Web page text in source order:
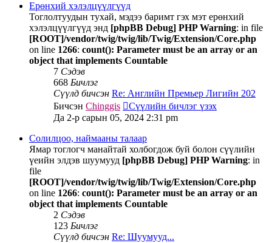
Ерөнхий хэлэлцүүлгүүд
Тоглолтуудын тухай, мэдээ баримт гэх мэт ерөнхий
хэлэлцүүлгүүд энд [phpBB Debug] PHP Warning: in file
[ROOT]/vendor/twig/twig/lib/Twig/Extension/Core.php
on line 1266: count(): Parameter must be an array or an
object that implements Countable
7 Сэдэв
668 Бичлэг
Сүүлд бичсэн Re: Английн Премьер Лигийн 202
Бичсэн Chinggis
Сүүлийн бичлэг үзэх
Да 2-р сарын 05, 2024 2:31 pm
Солилцоо, наймааны талаар
Ямар тоглогч манайтай холбогдож буй болон сүүлийн
үеийн элдэв шуумууд [phpBB Debug] PHP Warning: in
file
[ROOT]/vendor/twig/twig/lib/Twig/Extension/Core.php
on line 1266: count(): Parameter must be an array or an
object that implements Countable
2 Сэдэв
123 Бичлэг
Сүүлд бичсэн Re: Шуумууд...